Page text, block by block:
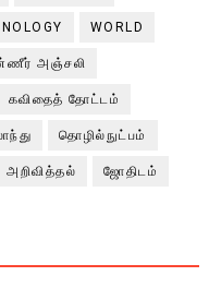
WORLD
அஞ்சலி
கவிதைத் தோட்டம்
தொழில்நுட்பம்
ஜோதிடம்